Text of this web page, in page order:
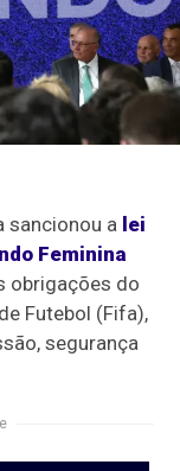
sancionou a lei
Feminina
obrigações do
Futebol (Fifa),
segurança